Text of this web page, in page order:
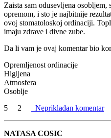
Zaista sam odusevljena osobljem,
opremom, i sto je najbitnije
ovoj stomatoloskoj ordinaciji.
imaju zdrave i divne zube.
Da li vam je ovaj komentar bio
Opremljenost ordinacije
Higijena
Atmosfera
Osoblje
5
2 Neprikladan komentar
NATASA COSIC